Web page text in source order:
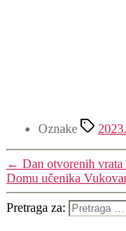
Oznake
← Dan otvorenih vrata
Domu učenika
Pretraga za: